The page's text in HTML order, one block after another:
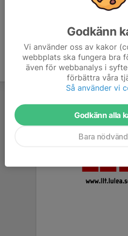
Godkänn
Vi använder oss av kakor
webbplats ska fungera bra
även för webbanalys i
förbättra våra
Så använder vi
Godkänn alla
Bara